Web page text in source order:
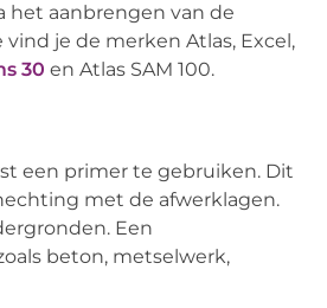
het aanbrengen van de
je de merken Atlas, Excel,
30 en Atlas SAM 100.
een primer te gebruiken. Dit
met de afwerklagen.
Een
beton, metselwerk,